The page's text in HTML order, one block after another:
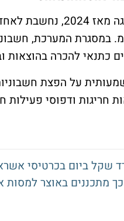
מערכת "חשבוניות ישראל", שנכנסה
במסגרת המערכת,
כתנאי להכרה בהוצאות
על הפצת
ודפוסי פעילות